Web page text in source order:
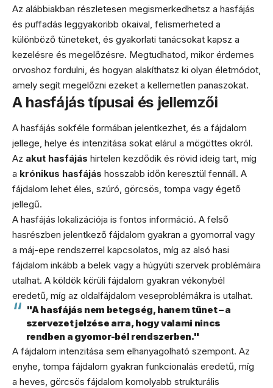
Az alábbiakban részletesen megismerkedhetsz a hasfájás
és puffadás leggyakoribb okaival, felismerheted a
különböző tüneteket, és gyakorlati tanácsokat kapsz a
kezelésre és megelőzésre. Megtudhatod, mikor érdemes
orvoshoz fordulni, és hogyan alakíthatsz ki olyan életmódot,
amely segít megelőzni ezeket a kellemetlen panaszokat.
A hasfájás típusai és jellemzői
A hasfájás sokféle formában jelentkezhet, és a fájdalom
jellege, helye és intenzitása sokat elárul a mögöttes okról.
Az akut hasfájás hirtelen kezdődik és rövid ideig tart, míg
a krónikus hasfájás hosszabb időn keresztül fennáll. A
fájdalom lehet éles, szúró, görcsös, tompa vagy égető
jellegű.
A hasfájás lokalizációja is fontos információ. A felső
hasrészben jelentkező fájdalom gyakran a gyomorral vagy
a máj-epe rendszerrel kapcsolatos, míg az alsó hasi
fájdalom inkább a belek vagy a húgyúti szervek problémáira
utalhat. A köldök körüli fájdalom gyakran vékonybél
eredetű, míg az oldalfájdalom veseproblémákra is utalhat.
"A hasfájás nem betegség, hanem tünet – a
szervezet jelzése arra, hogy valami nincs
rendben a gyomor-bél rendszerben."
A fájdalom intenzitása sem elhanyagolható szempont. Az
enyhe, tompa fájdalom gyakran funkcionalás eredetű, míg
a heves, görcsös fájdalom komolyabb strukturális